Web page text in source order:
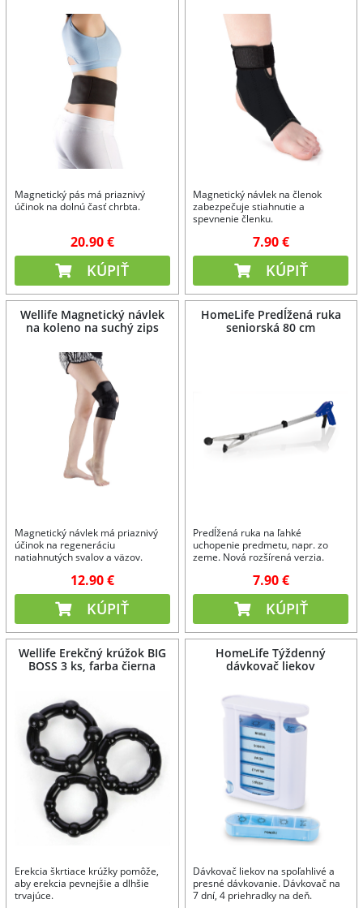
Magnetický pás má priaznivý
účinok na dolnú časť chrbta.
20.90 €
KÚPIŤ
Magnetický návlek na členok
zabezpečuje stiahnutie a
spevnenie členku.
7.90 €
KÚPIŤ
Wellife Magnetický návlek
na koleno na suchý zips
Magnetický návlek má priaznivý
účinok na regeneráciu
natiahnutých svalov a väzov.
12.90 €
KÚPIŤ
HomeLife Predĺžená ruka
seniorská 80 cm
Predĺžená ruka na ľahké
uchopenie predmetu, napr. zo
zeme. Nová rozšírená verzia.
7.90 €
KÚPIŤ
Wellife Erekčný krúžok BIG
BOSS 3 ks, farba čierna
Erekcia škrtiace krúžky pomôže,
aby erekcia pevnejšie a dlhšie
trvajúce.
HomeLife Týždenný
dávkovač liekov
Dávkovač liekov na spoľahlivé a
presné dávkovanie. Dávkovač na
7 dní, 4 priehradky na deň.